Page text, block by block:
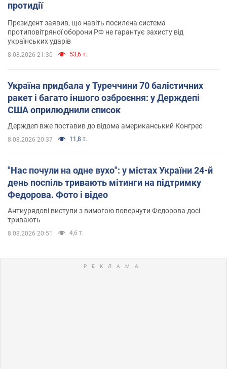
протидії
Президент заявив, що навіть посилена система
протиповітряної оборони РФ не гарантує захисту від
українських ударів
8.08.2026 21:30 53,6 т.
Україна придбала у Туреччини 70 балістичних
ракет і багато іншого озброєння: у Держдепі
США оприлюднили список
Держдеп вже поставив до відома американський Конгрес
8.08.2026 20:37 11,8 т.
"Нас почули на одне вухо": у містах України 24-й
день поспіль тривають мітинги на підтримку
Федорова. Фото і відео
Антиурядові виступи з вимогою повернути Федорова досі
тривають
8.08.2026 20:51 4,6 т.